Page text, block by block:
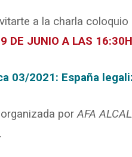
a la charla
DE JUNIO A LAS
03/2021: España
porAFA